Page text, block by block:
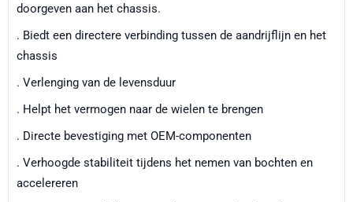
doorgeven aan het chassis.
. Biedt een directere verbinding tussen de aandrijflijn en het
chassis
. Verlenging van de levensduur
. Helpt het vermogen naar de wielen te brengen
. Directe bevestiging met OEM-componenten
. Verhoogde stabiliteit tijdens het nemen van bochten en
accelereren